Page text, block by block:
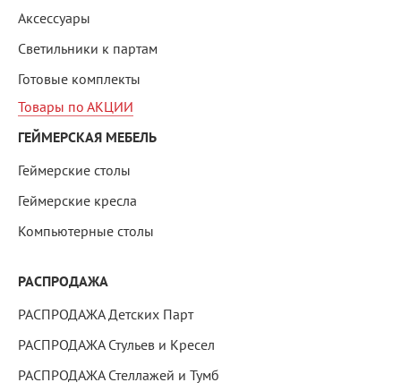
Аксессуары
Светильники к партам
Готовые комплекты
Товары по АКЦИИ
ГЕЙМЕРСКАЯ МЕБЕЛЬ
Геймерские столы
Геймерские кресла
Компьютерные столы
РАСПРОДАЖА
РАСПРОДАЖА Детских Парт
РАСПРОДАЖА Стульев и Кресел
РАСПРОДАЖА Стеллажей и Тумб